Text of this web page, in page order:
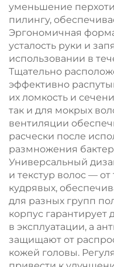
уменьшение
пилингу,
Эргономичная
усталость руки и
использовании в
Тщательно
эффективно
их ломкость и
так и для мокрых
вентиляции
расчески после
размножения
Универсальный
и текстур волос —
кудрявых,
для разных групп
корпус гарантирует
в эксплуатации, а
защищают от
кожей головы.